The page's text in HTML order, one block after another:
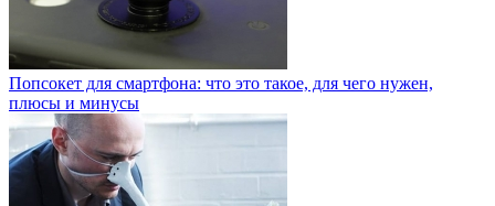
Попсокет для смартфона: что это такое, для чего нужен,
плюсы и минусы